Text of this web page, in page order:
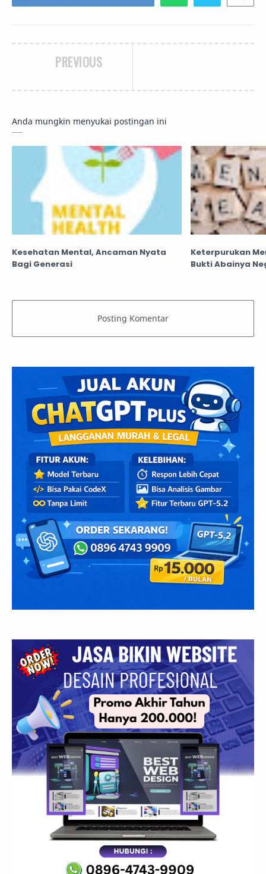
PREVIOUS
Anda mungkin menyukai postingan ini
Kesehatan Mental, Ancaman Nyata
Bagi Generasi
Keterpurukan
Bukti Abainya